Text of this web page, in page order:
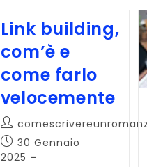
Link building,
com’è e
come farlo
velocemente
Autore
dell'articolo:
Articolo
pubblicato:
30 Gennaio
2025